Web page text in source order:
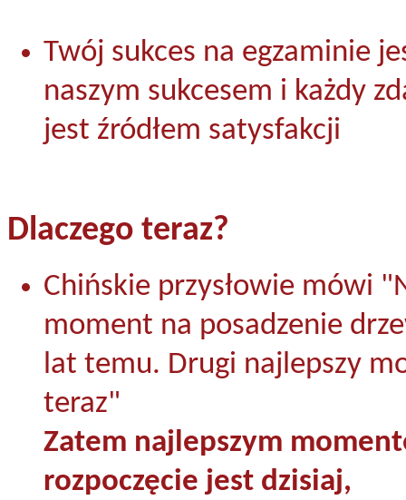
Twój sukces na egzaminie
naszym sukcesem i każdy
jest źródłem satysfakcji
Dlaczego teraz?
Chińskie przysłowie mówi
moment na posadzenie
lat temu. Drugi najlepszy
teraz"
Zatem najlepszym
rozpoczęcie jest dzisiaj,